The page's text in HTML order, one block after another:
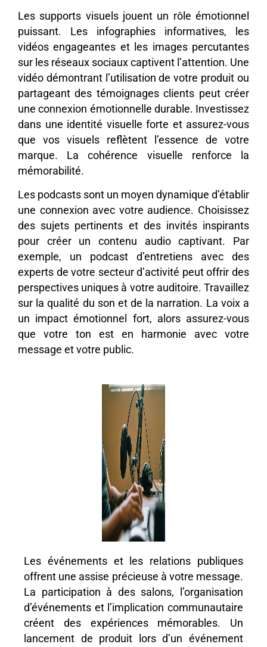
Les supports visuels jouent un rôle émotionnel
puissant. Les infographies informatives, les
vidéos engageantes et les images percutantes
sur les réseaux sociaux captivent l’attention. Une
vidéo démontrant l’utilisation de votre produit ou
partageant des témoignages clients peut créer
une connexion émotionnelle durable. Investissez
dans une identité visuelle forte et assurez-vous
que vos visuels reflètent l’essence de votre
marque. La cohérence visuelle renforce la
mémorabilité.
Les podcasts sont un moyen dynamique d’établir
une connexion avec votre audience. Choisissez
des sujets pertinents et des invités inspirants
pour créer un contenu audio captivant. Par
exemple, un podcast d’entretiens avec des
experts de votre secteur d’activité peut offrir des
perspectives uniques à votre auditoire. Travaillez
sur la qualité du son et de la narration. La voix a
un impact émotionnel fort, alors assurez-vous
que votre ton est en harmonie avec votre
message et votre public.
Les événements et les relations publiques
offrent une assise précieuse à votre message.
La participation à des salons, l’organisation
d’événements et l’implication communautaire
créent des expériences mémorables. Un
lancement de produit lors d’un événement